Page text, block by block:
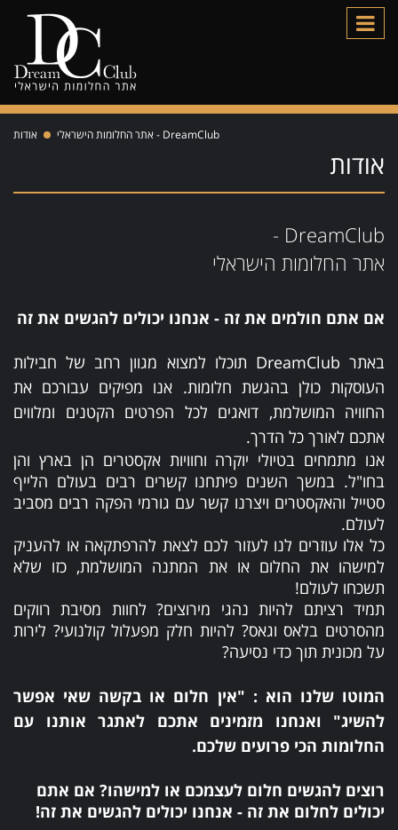
DreamClub - אתר החלומות הישראלי אודות
אודות
DreamClub -
אתר החלומות הישראלי
אם אתם חולמים את זה - אנחנו יכולים להגשים את זה
ב
אתר DreamClub תוכלו למצוא מגוון רחב של חבילות
העוסקות כולן בהגשת חלומות. אנו מפיקים עבורכם את
החוויה המושלמת, דואגים לכל הפרטים הקטנים ומלווים
אתכם לאורך כל הדרך.
אנו מתמחים בטיולי יוקרה וחוויות אקסטרים הן בארץ והן
בחו"ל. במשך השנים פיתחנו קשרים רבים בעולם הלייף
סטייל והאקסטרים ויצרנו קשר עם גורמי הפקה רבים מסביב
לעולם.
כל אלו עוזרים לנו לעזור לכם לצאת להרפתקאה או להעניק
למישהו את החלום או את המתנה המושלמת, כזו שלא
תשכחו לעולם!
תמיד רציתם להיות נהגי מירוצים? לחוות מסיבת רווקים
מהסרטים בלאס וגאס? להיות חלק מפעלול קולנועי? לירות
על מכונית תוך כדי נסיעה?
המוטו שלנו הוא : "אין חלום או בקשה שאי אפשר
להשיג" ואנחנו מזמינים אתכם לאתגר אותנו עם
החלומות הכי פרועים שלכם.
רוצים להגשים חלום לעצמכם או למישהו? אם אתם
יכולים לחלום את זה - אנחנו יכולים להגשים את זה!